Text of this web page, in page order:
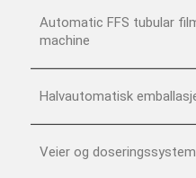
Automatic FFS tubular
machine
Halvautomatisk
Veier og doseringssystem